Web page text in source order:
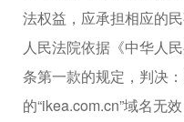
法权益，应承担相应的
人民法院依据《中华人
条第一款的规定，判决
的“ikea.com.cn”域名无